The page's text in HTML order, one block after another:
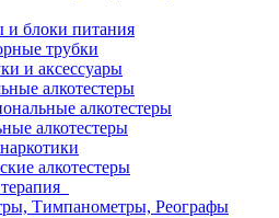
и блоки питания
трубки
и аксессуары
алкотестеры
алкотестеры
алкотестеры
алкотестеры
Тимпанометры, Реографы